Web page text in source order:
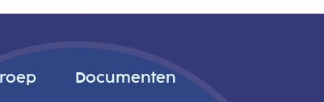
Documenten